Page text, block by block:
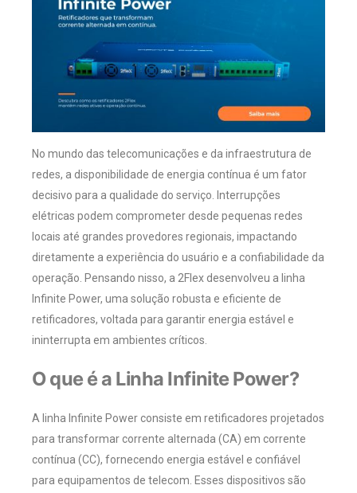
No mundo das telecomunicações e da infraestrutura de
redes, a disponibilidade de energia contínua é um fator
decisivo para a qualidade do serviço. Interrupções
elétricas podem comprometer desde pequenas redes
locais até grandes provedores regionais, impactando
diretamente a experiência do usuário e a confiabilidade da
operação. Pensando nisso, a 2Flex desenvolveu a linha
Infinite Power, uma solução robusta e eficiente de
retificadores, voltada para garantir energia estável e
ininterrupta em ambientes críticos.
O que é a Linha Infinite Power?
A linha Infinite Power consiste em retificadores projetados
para transformar corrente alternada (CA) em corrente
contínua (CC), fornecendo energia estável e confiável
para equipamentos de telecom. Esses dispositivos são